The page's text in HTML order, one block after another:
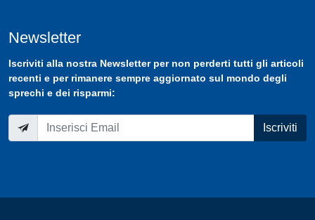
Newsletter
Iscriviti alla nostra Newsletterper non perderti tutti gli articoli
recenti e per rimanere sempre aggiornato sul mondo degli
sprechi e dei risparmi:
Iscriviti